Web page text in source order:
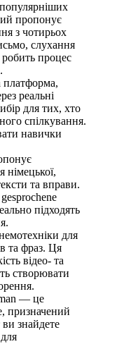
пропонує
з чотирьох
слухання
робить процес
платформа,
реальні
для тих, хто
спілкування.
навички
німецької,
та вправи.
підходять
для
та фраз. Ця
відео- та
створювати
— це
призначений
знайдете